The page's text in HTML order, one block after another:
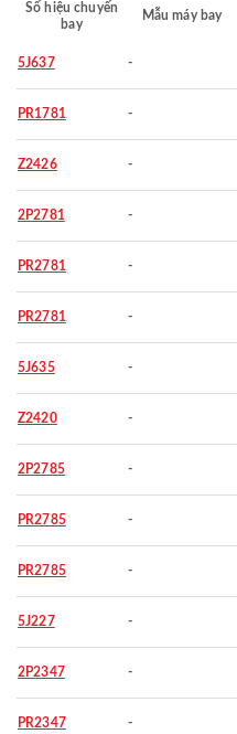
Số hiệu chuyến
bay
Mẫu máy bay
5J637 -
PR1781 -
Z2426 -
2P2781 -
PR2781 -
PR2781 -
5J635 -
Z2420 -
2P2785 -
PR2785 -
PR2785 -
5J227 -
2P2347 -
PR2347 -